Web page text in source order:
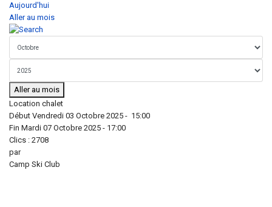
Aujourd'hui
Aller au mois
Aller au mois
Location chalet
Début Vendredi 03 Octobre 2025 - 15:00
Fin Mardi 07 Octobre 2025 - 17:00
Clics : 2708
par
Camp Ski Club